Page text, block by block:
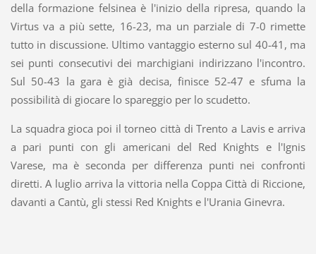
della formazione felsinea è l'inizio della ripresa, quando la
Virtus va a più sette, 16-23, ma un parziale di 7-0 rimette
tutto in discussione. Ultimo vantaggio esterno sul 40-41, ma
sei punti consecutivi dei marchigiani indirizzano l'incontro.
Sul 50-43 la gara è già decisa, finisce 52-47 e sfuma la
possibilità di giocare lo spareggio per lo scudetto.
La squadra gioca poi il torneo città di Trento a Lavis e arriva
a pari punti con gli americani del Red Knights e l'Ignis
Varese, ma è seconda per differenza punti nei confronti
diretti. A luglio arriva la vittoria nella Coppa Città di Riccione,
davanti a Cantù, gli stessi Red Knights e l'Urania Ginevra.